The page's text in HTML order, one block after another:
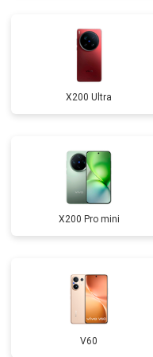
X200 Ultra
X200 Pro mini
V60